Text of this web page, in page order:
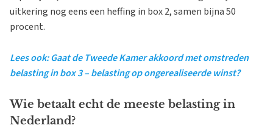
uitkering nog eens een heffing in box 2, samen bijna 50
procent.
Lees ook: Gaat de Tweede Kamer akkoord met omstreden
belasting in box 3 – belasting op ongerealiseerde winst?
Wie betaalt echt de meeste belasting in
Nederland?